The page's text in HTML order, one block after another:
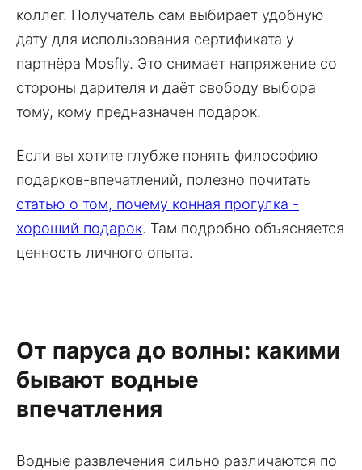
коллег. Получатель сам выбирает удобную
дату для использования сертификата у
партнёра Mosfly. Это снимает напряжение со
стороны дарителя и даёт свободу выбора
тому, кому предназначен подарок.
Если вы хотите глубже понять философию
подарков-впечатлений, полезно почитать
статью о том, почему конная прогулка -
хороший подарок. Там подробно объясняется
ценность личного опыта.
От паруса до волны: какими
бывают водные
впечатления
Водные развлечения сильно различаются по